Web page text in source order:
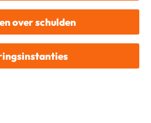
over schulden